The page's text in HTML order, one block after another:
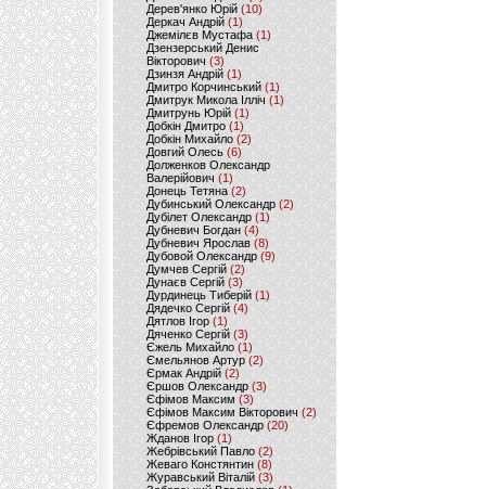
Дерев'янко Юрій(10)
Деркач Андрій(1)
Джемілєв Мустафа (1)
Дзензерський Денис
Вікторович (3)
Дзинзя Андрій (1)
Дмитро Корчинський (1)
Дмитрук Микола Ілліч (1)
Дмитрунь Юрій (1)
Добкін Дмитро(1)
Добкін Михайло (2)
Довгий Олесь (6)
Долженков Олександр
Валерійович (1)
Донець Тетяна (2)
Дубинський Олександр(2)
Дубілет Олександр (1)
Дубневич Богдан (4)
Дубневич Ярослав (8)
Дубовой Олександр(9)
Думчев Сергій (2)
Дунаєв Сергій(3)
Дурдинець Тиберій (1)
Дядечко Сергій (4)
Дятлов Ігор (1)
Дяченко Сергій (3)
Єжель Михайло (1)
Ємельянов Артур (2)
Єрмак Андрій (2)
Єршов Олександр (3)
Єфімов Максим (3)
Єфімов Максим Вікторович (2)
Єфремов Олександр (20)
Жданов Ігор (1)
Жебрівський Павло (2)
Жеваго Констянтин (8)
Журавський Віталій (3)